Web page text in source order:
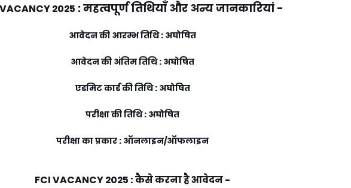
2025 :महत्वपूर्ण तिथियाँ और अन्य जानकारियां -
आवेदन की आरम्भ तिथि : अघोषित
आवेदन की अंतिम तिथि : अघोषित
एडमिट कार्ड की तिथि : अघोषित
परीक्षा की तिथि : अघोषित
परीक्षा का प्रकार : ऑनलाइन/ऑफलाइन
FCI VACANCY 2025 :कैसे करना है आवेदन -